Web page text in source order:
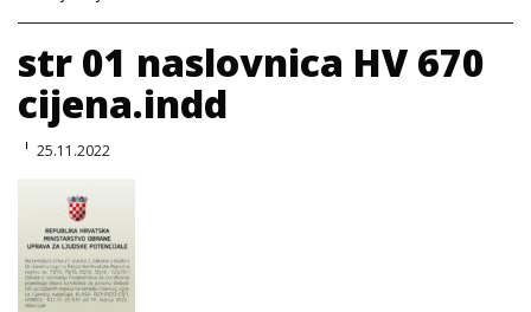
str 01 naslovnica HV 670
cijena.indd
25.11.2022